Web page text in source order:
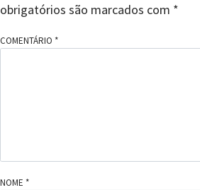
obrigatórios são marcados com *
COMENTÁRIO *
NOME *